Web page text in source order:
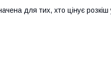
для тих, хто цінує розкіш